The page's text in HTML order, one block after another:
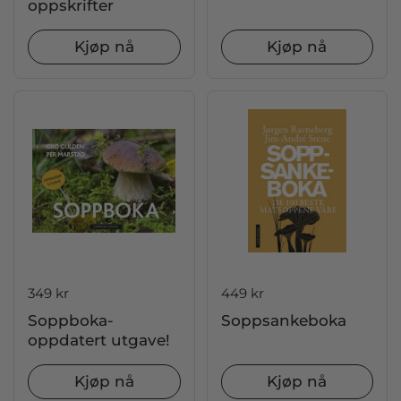
oppskrifter
Kjøp nå Kjøp nå
Pris:
349 kr
Soppboka-
oppdatert utgave!
Kjøp nå
Pris:
449 kr
Soppsankeboka
Kjøp nå